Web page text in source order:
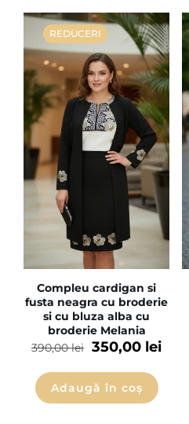
REDUCERI
Compleu cardigan si
fusta neagra cu broderie
si cu bluza alba cu
broderie Melania
390,00lei 350,00 lei
Adaugă în coș